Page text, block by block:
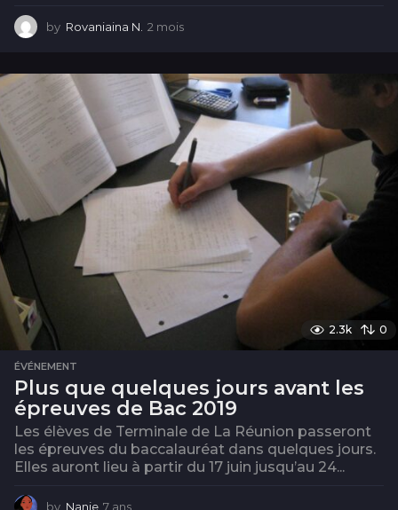
by Rovaniaina N. 2 mois
i
s
2.3k 0
ÉVÉNEMENT
Plus que quelques jours avant les
épreuves de Bac 2019
Les élèves de Terminale de La Réunion passeront
les épreuves du baccalauréat dans quelques jours.
Elles auront lieu à partir du 17 juin jusqu’au 24...
by Nanie 7 ans